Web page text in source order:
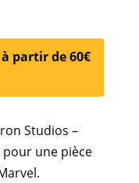
partir de 60€
Studios –
une pièce